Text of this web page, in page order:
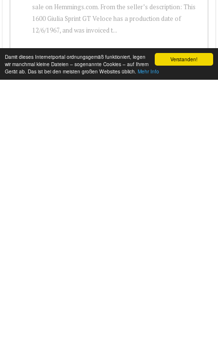
Verstanden!
Damit dieses Internetportal ordnungsgemäß funktioniert, legen
wir manchmal kleine Dateien – sogenannte Cookies – auf Ihrem
Gerät ab. Das ist bei den meisten großen Websites üblich. Mehr Info
sale on Hemmings.com. From the seller’s description: This
1600 Giulia Sprint GT Veloce has a production date of
12/6/1967, and was invoiced t...